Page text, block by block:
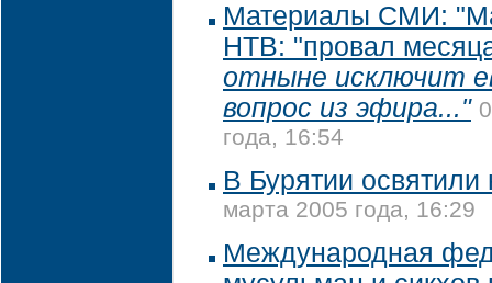
Материалы СМИ:
НТВ: "провал
отныне исключит
вопрос из эфира..."
года, 16:54
В Бурятии
марта 2005 года, 16:29
Международная